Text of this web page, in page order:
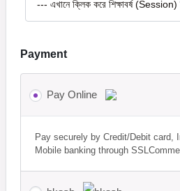
Payment
Pay Online
Pay securely by Credit/Debit card,
Mobile banking through